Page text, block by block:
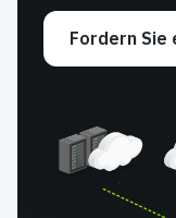
Fordern Sie